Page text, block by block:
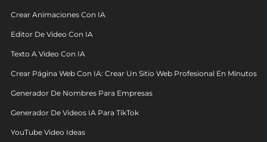
Crear Animaciones Con IA
Editor De Video Con IA
Texto A Video Con IA
Crear Página Web Con IA: Crear Un Sitio Web Profesional En Minutos
Generador De Nombres Para Empresas
Generador De Videos IA Para TikTok
YouTube Video Ideas